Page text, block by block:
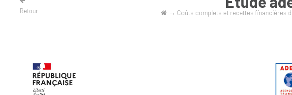
Retour → Coûts complets et recettes financières